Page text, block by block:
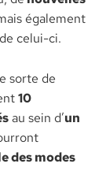
également
de celui-ci.
sorte de
10
au sein d’un
des modes